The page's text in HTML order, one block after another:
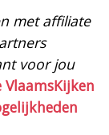
met affiliate
voor jou
VlaamsKijken